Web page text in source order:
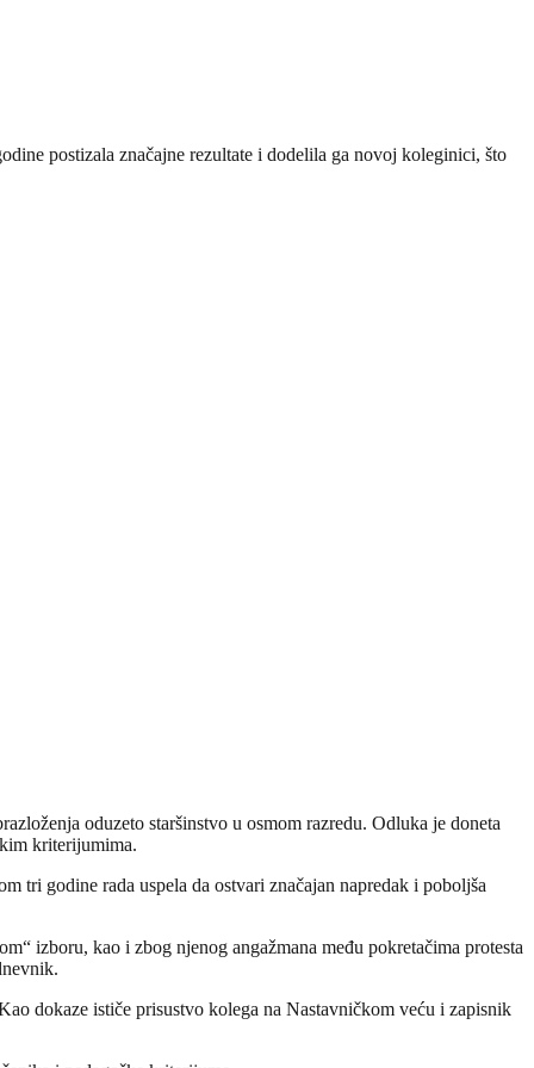
postizala značajne rezultate i dodelila ga novoj koleginici, što
oduzeto staršinstvo u osmom razredu. Odluka je doneta
kriterijumima.
tri godine rada uspela da ostvari značajan napredak i poboljša
izboru, kao i zbog njenog angažmana među pokretačima protesta
dokaze ističe prisustvo kolega na Nastavničkom veću i zapisnik